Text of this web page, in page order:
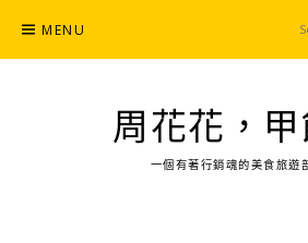
content
MENU
周花花，甲
一個有著行銷魂的美食旅遊